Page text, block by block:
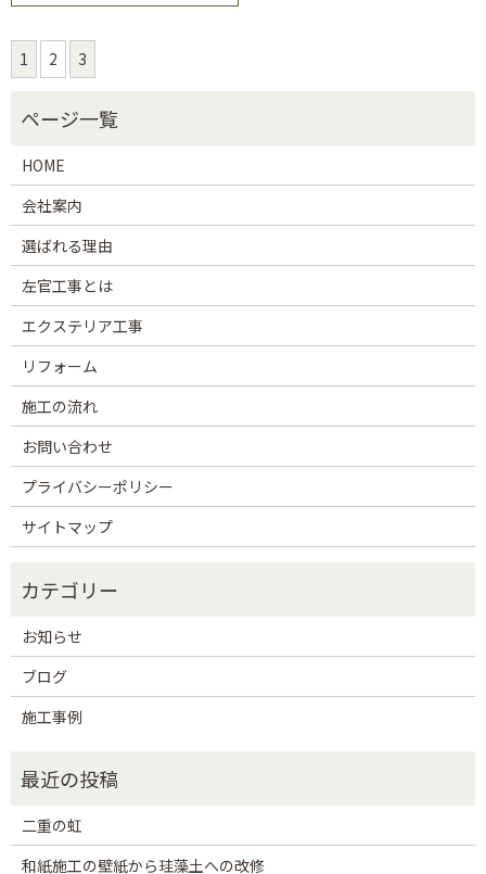
1 2 3
HOME
会社案内
選ばれる理由
左官工事とは
エクステリア工事
リフォーム
施工の流れ
お問い合わせ
プライバシーポリシー
サイトマップ
お知らせ
ブログ
施工事例
二重の虹
和紙施工の壁紙から珪藻土への改修